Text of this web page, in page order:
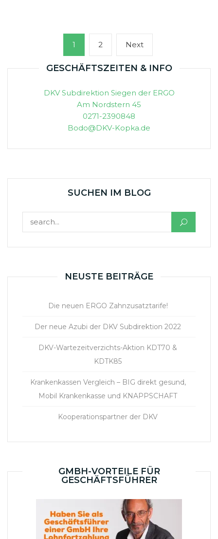
Seitennummerierung
Beiträge
Page
1 Page
2 NextNext
page
GESCHÄFTSZEITEN & INFO
DKV Subdirektion Siegen der ERGO
Am Nordstern 45
0271-2390848
Bodo@DKV-Kopka.de
SUCHEN IM BLOG
NEUSTE BEITRÄGE
Die neuen ERGO Zahnzusatztarife!
Der neue Azubi der DKV Subdirektion 2022
DKV-Wartezeitverzichts-Aktion KDT70 &
KDTK85
Krankenkassen Vergleich – BIG direkt gesund,
Mobil Krankenkasse und KNAPPSCHAFT
Kooperationspartner der DKV
GMBH-VORTEILE FÜR
GESCHÄFTSFÜHRER